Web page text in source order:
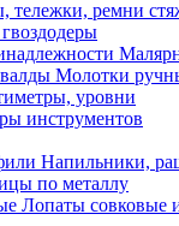
Молотки
уровни
инструментов
Напильники,
по металлу
Лопаты совковые